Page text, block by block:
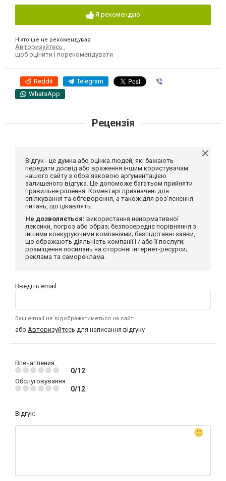
Я рекомендую
Ніхто ще не рекомендував
Авторизуйтесь
щоб оцінити і порекомендувати
Reddit Telegram
WhatsApp
Рецензія
Відгук - це думка або оцінка людей, які бажають
передати досвід або враження іншим користувачам
нашого сайту з обов'язковою аргументацією
залишеного відгука. Це допоможе багатьом прийняти
правильне рішення. Коментарі призначені для
спілкування та обговорення, а також для роз'яснення
питань, що цікавлять.
Не дозволяється: використання ненормативної
лексики, погроз або образ; безпосереднє порівняння з
іншими конкуруючими компаніями; безпідставні заяви,
що ображають діяльність компанії і / або її послуги;
розміщення посилань на сторонні інтернет-ресурси;
реклама та самореклама.
Введіть email:
Ваш e-mail не відображатиметься на сайті
або Авторизуйтесь для написання відгуку
Впечатления
0/12
Обслуговування
0/12
Відгук: